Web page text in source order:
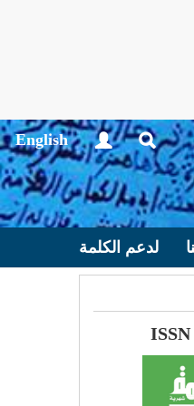
English
لدعم الكلمة
ISSN